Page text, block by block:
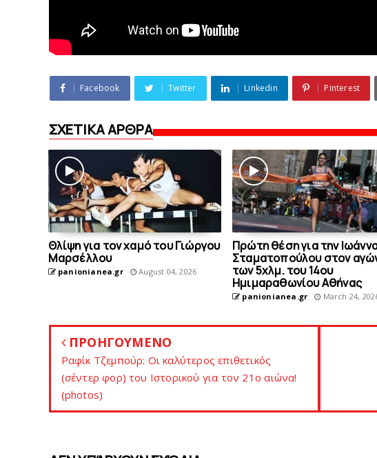
Facebook Twitter Linkedin Pinterest
ΣΧΕΤΙΚΑ ΑΡΘΡΑ
Θλίψη για τον χαμό του Γιώργου
Mαρσέλλου
panionianea.gr August 04, 2026
Πρώτη θέση για την
Σταματοπούλου στον
των 5χλμ. του 14ου
Ημιμαραθωνίου Αθήνας
panionianea.gr March 24,
ΠΡΟΗΓΟΥΜΕΝΟ
Ραφίκ Τζεμπούρ: Οι καλύτερος επιθετικός
(σέντερ φορ) του Ιστορικού για τον 21ο αιώνα!
(photos)